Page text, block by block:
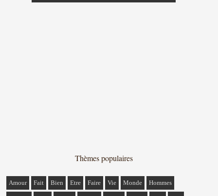
Thèmes populaires
Amour Fait Bien Etre Faire Vie Monde Hommes